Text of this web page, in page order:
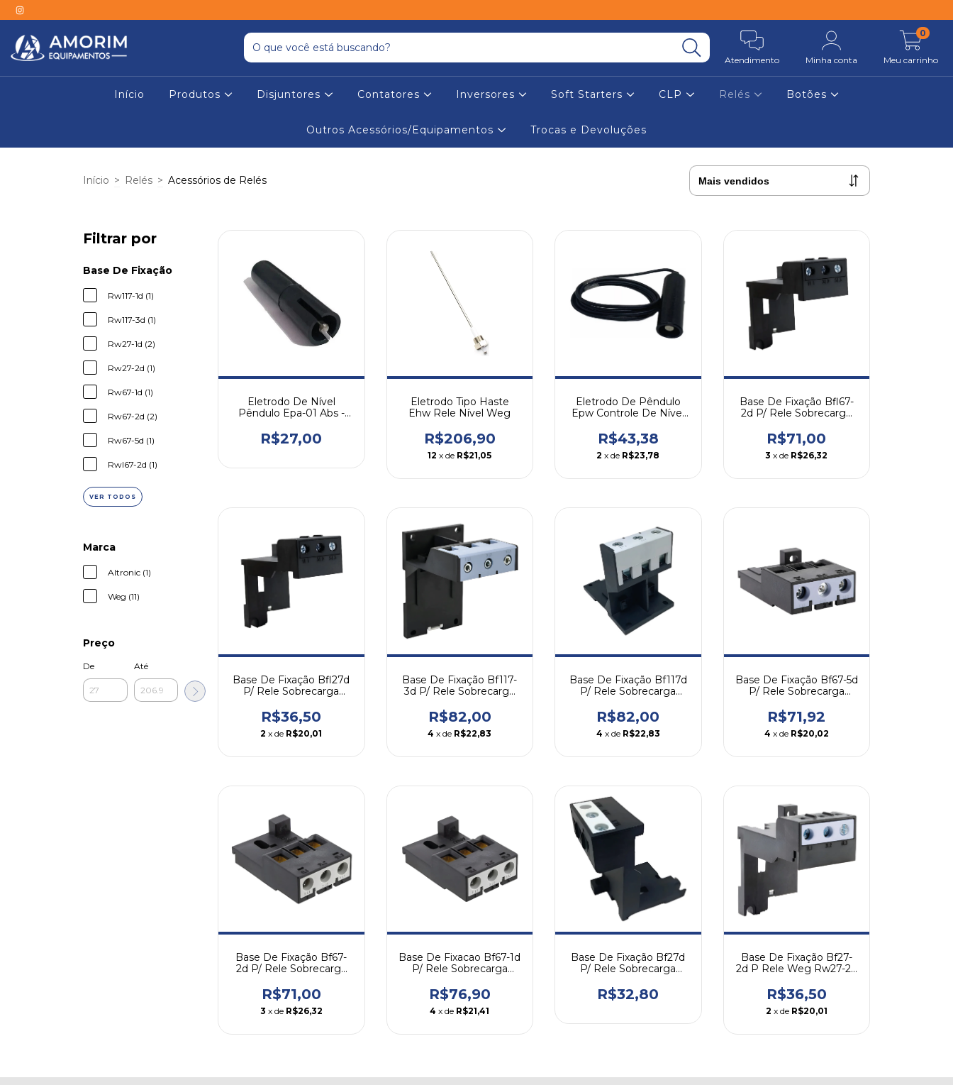
Atendimento Minha conta Meu carrinho
0
Início Produtos Disjuntores Contatores Inversores Soft Starters CLP Relés Botões
Outros Acessórios/Equipamentos Trocas e Devoluções
Início > Relés > Acessórios de Relés
Filtrar por
Base De Fixação
Rw117-1d (1)
Rw117-3d (1)
Rw27-1d (2)
Rw27-2d (1)
Rw67-1d (1)
Rw67-2d (2)
Rw67-5d (1)
Rwl67-2d (1)
VER TODOS
Marca
Altronic (1)
Weg (11)
Preço
De Até
Eletrodo De Nível
Pêndulo Epa-01 Abs -
R$27,00
Eletrodo Tipo Haste
Ehw Rele Nível Weg
R$206,90
12 x de R$21,05
Eletrodo De Pêndulo
Epw Controle De Nível
R$43,38
2 x de R$23,78
Base De Fixação Bfl67-
2d P/ Rele Sobrecarga
R$71,00
3 x de R$26,32
Base De Fixação Bfl27d
P/ Rele Sobrecarga
R$36,50
2 x de R$20,01
Base De Fixação Bf117-
3d P/ Rele Sobrecarga
R$82,00
4 x de R$22,83
Base De Fixação Bf117d
P/ Rele Sobrecarga
R$82,00
4 x de R$22,83
Base De Fixação Bf67-5d
P/ Rele Sobrecarga
R$71,92
4 x de R$20,02
Base De Fixação Bf67-
2d P/ Rele Sobrecarga
R$71,00
3 x de R$26,32
Base De Fixacao Bf67-1d
P/ Rele Sobrecarga
R$76,90
4 x de R$21,41
Base De Fixação Bf27d
P/ Rele Sobrecarga
R$32,80
Base De Fixação Bf27-
2d P Rele Weg Rw27-2d
R$36,50
2 x de R$20,01